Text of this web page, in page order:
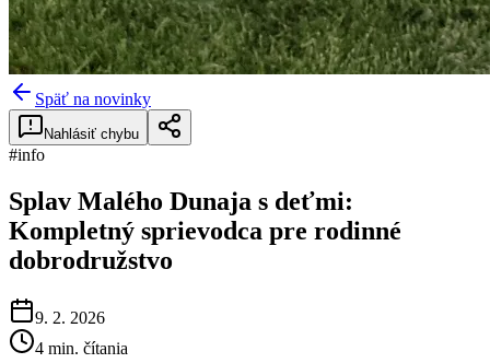
Späť na novinky
Nahlásiť chybu
#info
Splav Malého Dunaja s deťmi:
Kompletný sprievodca pre rodinné
dobrodružstvo
9. 2. 2026
4 min. čítania